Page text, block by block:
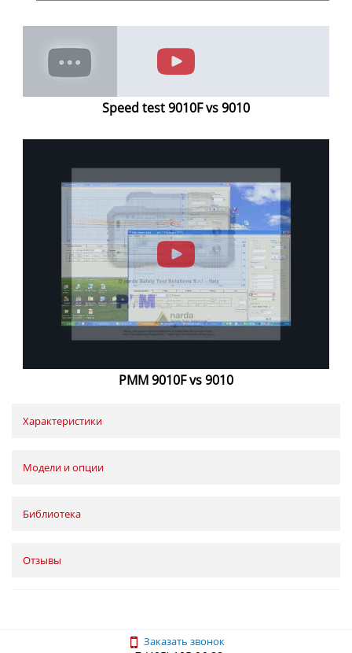
Speed test 9010F vs 9010
PMM 9010F vs 9010
Характеристики
Модели и опции
Библиотека
Отзывы
Заказать звонок